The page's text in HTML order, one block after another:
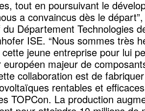
tout en poursuivant le
a convaincus dès le
Département Technologies
ISE. “Nous sommes très
jeune entreprise pour lui
majeur de
collaboration est de
rentables et
TOPCon. La production